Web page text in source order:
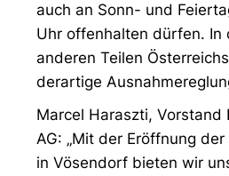
auch an Sonn- und
Uhr offenhalten dürfen. In
anderen Teilen
derartige
Marcel Haraszti, Vorstand
AG: „Mit der Eröffnung
in Vösendorf bieten wir